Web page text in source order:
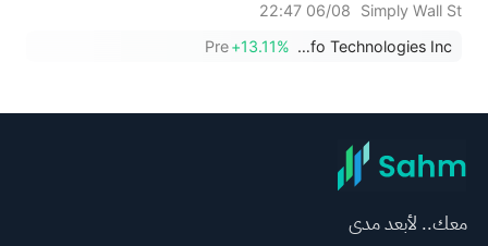
Simply Wall St
06/08 22:47
ZoomInfo Technologies Inc
+13.11%
Pre
معك.. لأبعد مدى